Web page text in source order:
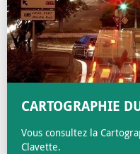
CARTOGRAPHIE
Vous consultez la
Clavette.